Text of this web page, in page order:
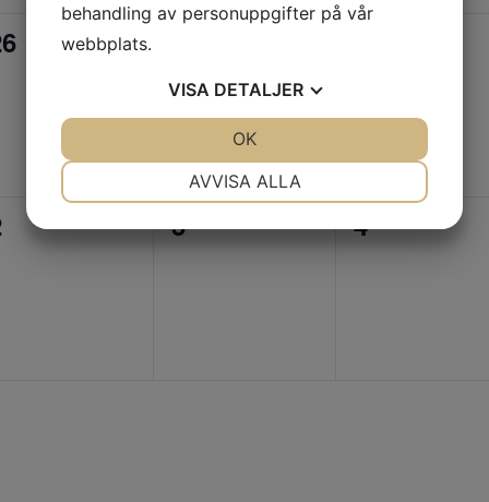
evenemang,
0
3
0
4
behandling av personuppgifter på vår
webbplats.
VISA DETALJER
AVVISA ALLA
OK